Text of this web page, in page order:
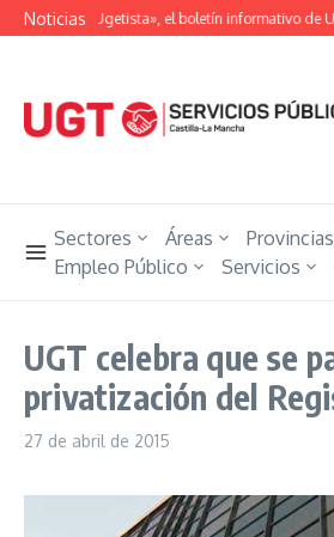
Saltar al contenido
Noticias
«Unión Ugetista», el boletín informativo de
Sectores Áreas
Provincias
Empleo Público
Servicios
UGT celebra que se
privatización del
27 de abril de 2015